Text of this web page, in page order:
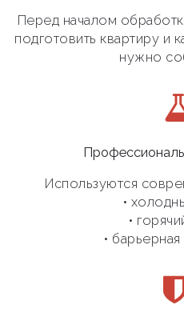
Перед началом
подготовить квартиру и
нужно
Используются
•
•
•